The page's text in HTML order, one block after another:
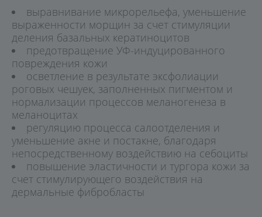
выравнивание микрорельефа, уменьшение
выраженности морщин за счет стимуляции
деления базальных кератиноцитов
предотвращение УФ-индуцированного
повреждения кожи
осветление в результате эксфолиации
роговых чешуек, заполненных пигментом и
нормализации процессов меланогенеза в
меланоцитах
регуляцию процесса салоотделения и
уменьшение акне и постакне, благодаря
непосредственному воздействию на себоциты
повышение эластичности и тургора кожи за
счет стимулирующего воздействия на
дермальные фибробласты